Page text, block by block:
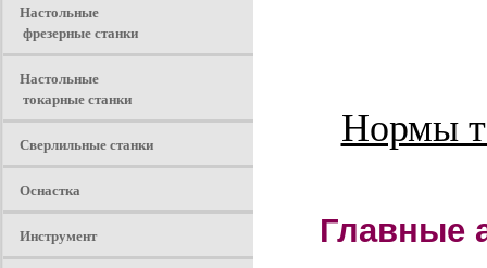
Настольные
фрезерные станки
Настольные
токарные станки
Сверлильные станки
Оснастка
Инструмент
Нормы
Главные